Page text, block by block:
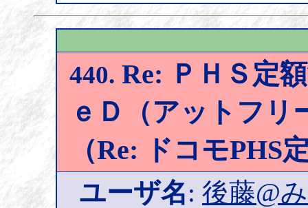
440. Re: ＰＨＳ定
ｅＤ（アットフ
（Re: ドコモPHS
ユーザ名: 後藤@